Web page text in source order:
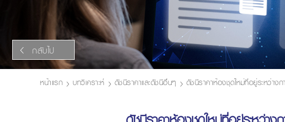
กลับไป
หน้าแรก บทวิเคราะห์ ดัชนีราคาและดัชนีอื่นๆ ดัชนีราคาห้องชุดใหม่ที่อยู่ระหว่า